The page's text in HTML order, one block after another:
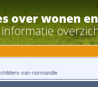
over wonen
van-normandie